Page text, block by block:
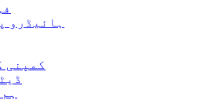
ہائیڈرو
کمپنی